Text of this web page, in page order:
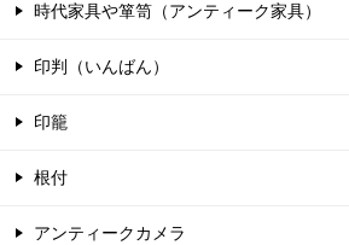
時代家具や箪笥（アンティーク家具）
印判（いんばん）
印籠
根付
アンティークカメラ